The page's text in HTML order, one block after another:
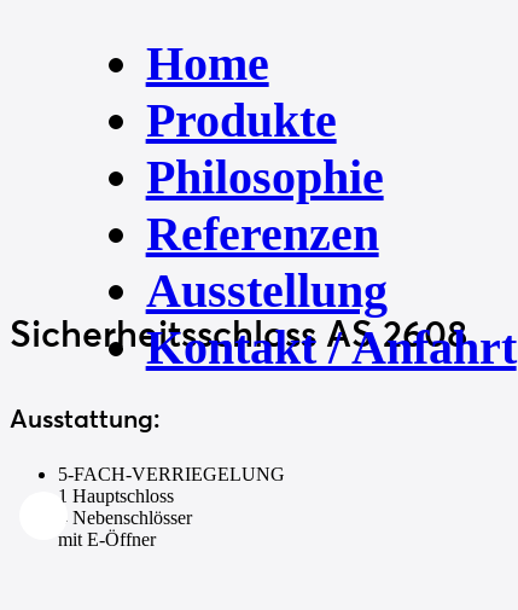
Home
Produkte
Philosophie
Referenzen
Ausstellung
Kontakt / Anfahrt
Sicherheitsschloss AS 2608
Ausstattung:
5-FACH-VERRIEGELUNG
1 Hauptschloss
4 Nebenschlösser
mit E-Öffner